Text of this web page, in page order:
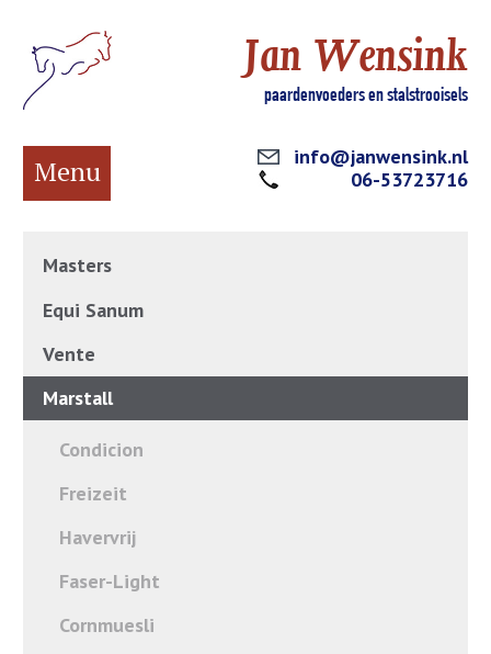
Jan Wensink
paardenvoeders en stalstrooisels
Menu
info@janwensink.nl
06-53723716
Masters
Equi Sanum
Vente
Marstall
Condicion
Freizeit
Havervrij
Faser-Light
Cornmuesli